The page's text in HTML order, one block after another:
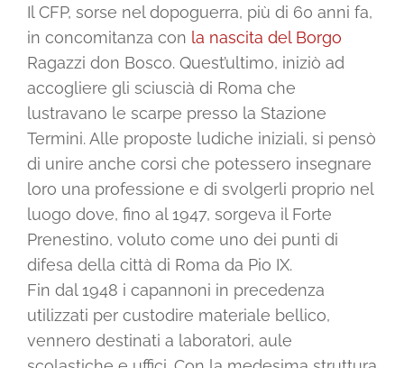
Il CFP, sorse nel dopoguerra, più di 60 anni fa,
in concomitanza con la nascita del Borgo
Ragazzi don Bosco. Quest’ultimo, iniziò ad
accogliere gli sciuscià di Roma che
lustravano le scarpe presso la Stazione
Termini. Alle proposte ludiche iniziali, si pensò
di unire anche corsi che potessero insegnare
loro una professione e di svolgerli proprio nel
luogo dove, fino al 1947, sorgeva il Forte
Prenestino, voluto come uno dei punti di
difesa della città di Roma da Pio IX.
Fin dal 1948 i capannoni in precedenza
utilizzati per custodire materiale bellico,
vennero destinati a laboratori, aule